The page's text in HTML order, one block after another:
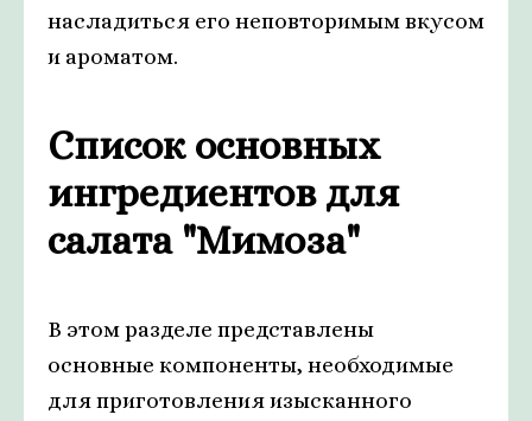
насладиться его неповторимым вкусом
и ароматом.
Список основных
ингредиентов для
салата "Мимоза"
В этом разделе представлены
основные компоненты, необходимые
для приготовления изысканного